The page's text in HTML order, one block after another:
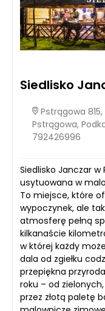
Siedlisko
Pstrągowa 815,
Pstrągowa,
792426996
Siedlisko Janczar w
usytuowana w
To miejsce, które
wypoczynek, ale
atmosferę pełną
kilkanaście
w której każdy
dala od zgiełku
przepiękna
roku – od
przez złotą paletę